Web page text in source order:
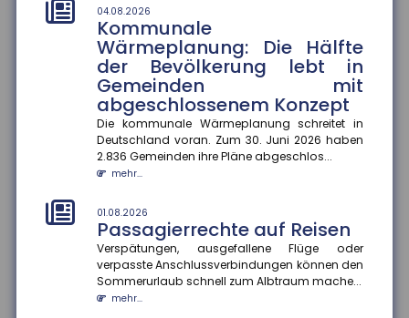
04.08.2026
Kommunale
Wärmeplanung: Die Hälfte
der Bevölkerung lebt in
Gemeinden mit
abgeschlossenem Konzept
Die kommunale Wärmeplanung schreitet in
Deutschland voran. Zum 30. Juni 2026 haben
2.836 Gemeinden ihre Pläne abgeschlos...
mehr...
01.08.2026
Passagierrechte auf Reisen
Verspätungen, ausgefallene Flüge oder
verpasste Anschlussverbindungen können den
Sommerurlaub schnell zum Albtraum mache...
mehr...
01.08.2026
Kennzeichnungspflicht für KI-
generierte Inhalte
Ab dem 2. August 2026 müssen Unternehmen in
Deutschland KI-generierte Inhalte wie Videos, Audios,
Bilder oder Texte als...
mehr...
01.08.2026
Recht auf Ganztagsbetreuung
Ab dem 1. August 2026 haben Erstklässler einen
gesetzlichen Anspruch auf Ganztagsbetreuung.
Dieser wird schrittweise au...
mehr...
01.08.2026